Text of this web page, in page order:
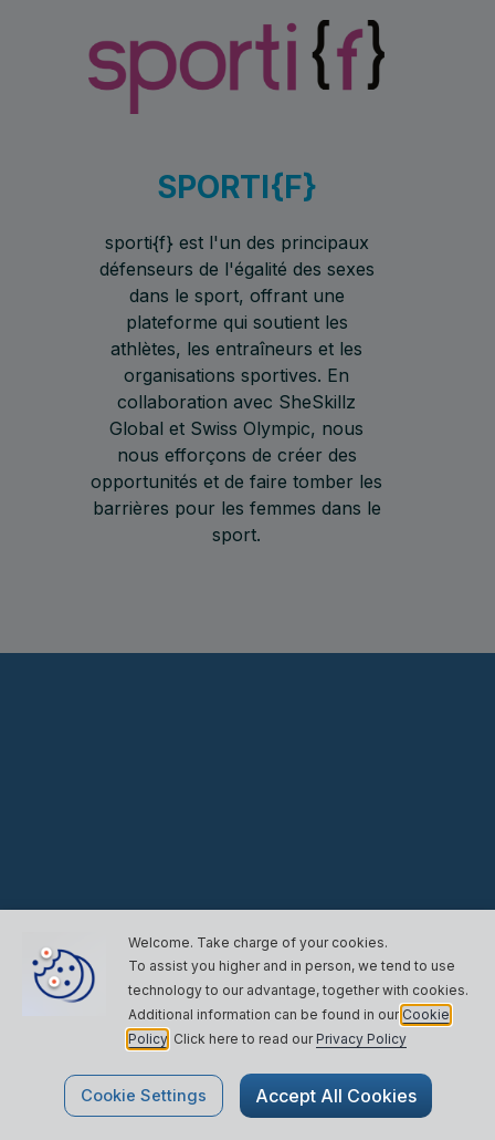
SPORTI{F}
sporti{f} est l'un des principaux
défenseurs de l'égalité des sexes
dans le sport, offrant une
plateforme qui soutient les
athlètes, les entraîneurs et les
organisations sportives. En
collaboration avec SheSkillz
Global et Swiss Olympic, nous
nous efforçons de créer des
opportunités et de faire tomber les
barrières pour les femmes dans le
sport.
Prêt à
Welcome. Take charge of your cookies.
To assist you higher and in person, we tend to use
technology to ouradvantage, together with cookies.
Additional information can be found in our Cookie
Policy . Click here to read our Privacy Policy
Cookie Settings Accept All Cookies